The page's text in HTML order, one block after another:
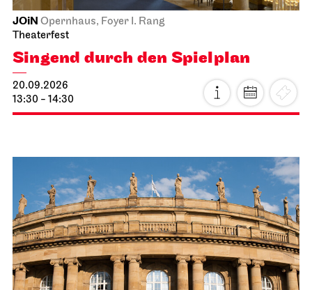
JOiN Opernhaus, Foyer I. Rang
Theaterfest
Singend durch den Spielplan
20.09.2026
13:30 - 14:30